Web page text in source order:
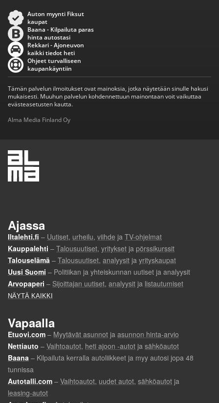
Auton myynti Fiksut
kaupat
Baana - Kilpailuta paras
hinta autostasi
Rekkari - Ajoneuvon
kaikki tiedot heti
Ohjeet turvalliseen
kaupankäyntiin
Tämän palvelun ilmoitukset ovat mainoksia, jotka näytetään sinulle hakusi
mukaisesti. Muuhun palvelun kohdennettuun mainontaan voit vaikuttaa
evästeasetusten kautta.
Alma Media Finland Oy